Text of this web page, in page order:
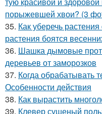
порыжевшей хвои? (3
35. Как уберечь
растения боятся
36. Шашка дымовые
деревьев от заморозков
37. Когда обрабатывать
Особенности действия
38. Как вырастить
39. Клевер сушеный